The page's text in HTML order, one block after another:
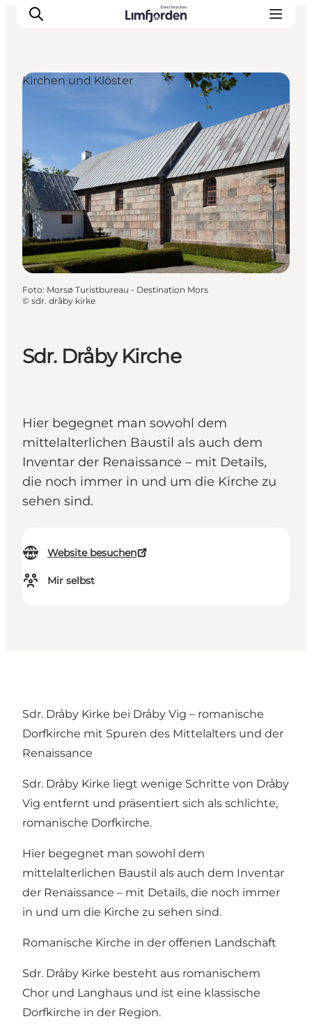
Sdr. Dråby Kirche
Hier begegnet man sowohl dem
mittelalterlichen Baustil als auch dem
Inventar der Renaissance – mit Details,
die noch immer in und um die Kirche zu
sehen sind.
Website besuchen
Mir selbst
Kirchen und Klöster
Foto: Morsø Turistbureau - Destination Mors
© sdr. dråby kirke
Sdr. Dråby Kirke bei Dråby Vig – romanische
Dorfkirche mit Spuren des Mittelalters und der
Renaissance
Sdr. Dråby Kirke liegt wenige Schritte von Dråby
Vig entfernt und präsentiert sich als schlichte,
romanische Dorfkirche.
Hier begegnet man sowohl dem
mittelalterlichen Baustil als auch dem Inventar
der Renaissance – mit Details, die noch immer
in und um die Kirche zu sehen sind.
Romanische Kirche in der offenen Landschaft
Sdr. Dråby Kirke besteht aus romanischem
Chor und Langhaus und ist eine klassische
Dorfkirche in der Region.